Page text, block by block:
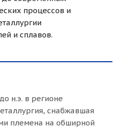
процессов и
и сплавов.
н.э. в регионе
снабжавшая
племена на обширной